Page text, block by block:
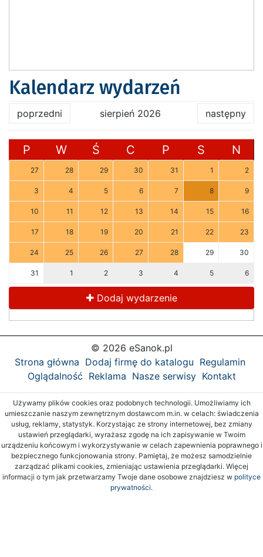
Kalendarz wydarzeń
poprzedni sierpień 2026 następny
P W Ś C P S N
27 28 29 30 31 1 2
3 4 5 6 7 8 9
10 11 12 13 14 15 16
17 18 19 20 21 22 23
24 25 26 27 28 29 30
31 1 2 3 4 5 6
Dodaj wydarzenie
© 2026 eSanok.pl
Strona główna Dodaj firmę do katalogu Regulamin
Oglądalność Reklama Nasze serwisy Kontakt
Używamy plików cookies oraz podobnych technologii. Umożliwiamy ich
umieszczanie naszym zewnętrznym dostawcom m.in. w celach: świadczenia
usług, reklamy, statystyk. Korzystając ze strony internetowej, bez zmiany
ustawień przeglądarki, wyrażasz zgodę na ich zapisywanie w Twoim
urządzeniu końcowym i wykorzystywanie w celach zapewnienia poprawnego i
bezpiecznego funkcjonowania strony. Pamiętaj, że możesz samodzielnie
zarządzać plikami cookies, zmieniając ustawienia przeglądarki. Więcej
informacji o tym jak przetwarzamy Twoje dane osobowe znajdziesz w polityce
prywatności.